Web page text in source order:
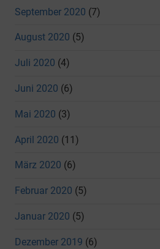
September 2020 (7)
August 2020 (5)
Juli 2020 (4)
Juni 2020 (6)
Mai 2020 (3)
April 2020 (11)
März 2020 (6)
Februar 2020 (5)
Januar 2020 (5)
Dezember 2019 (6)